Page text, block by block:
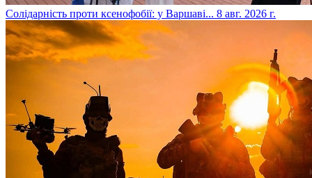
​Солідарність проти ксенофобії: у Варшаві... 8 авг. 2026 г.